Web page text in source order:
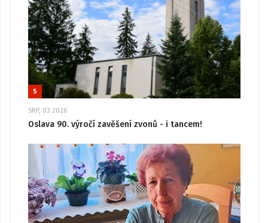
5
SRP, 03 2026
Oslava 90. výročí zavěšení zvonů - i tancem!